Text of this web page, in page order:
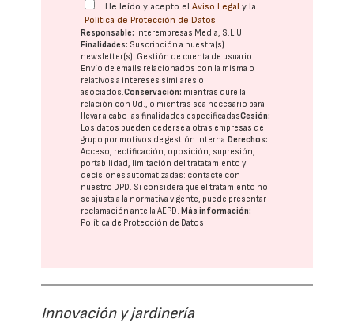
He leído y acepto elAviso Legal y la
Política de Protección de Datos
Responsable: Interempresas Media, S.L.U.
Finalidades: Suscripción a nuestra(s)
newsletter(s). Gestión de cuenta de usuario.
Envío de emails relacionados con la misma o
relativos a intereses similares o
asociados.Conservación: mientras dure la
relación con Ud., o mientras sea necesario para
llevar a cabo las finalidades especificadasCesión:
Los datos pueden cederse a otras empresas del
grupo por motivos de gestión interna. Derechos:
Acceso, rectificación, oposición, supresión,
portabilidad, limitación del tratatamiento y
decisiones automatizadas: contacte con
nuestro DPD. Si considera que el tratamiento no
se ajusta a la normativa vigente, puede presentar
reclamación ante laAEPD. Más información:
Política de Protección de Datos
Innovación y jardinería